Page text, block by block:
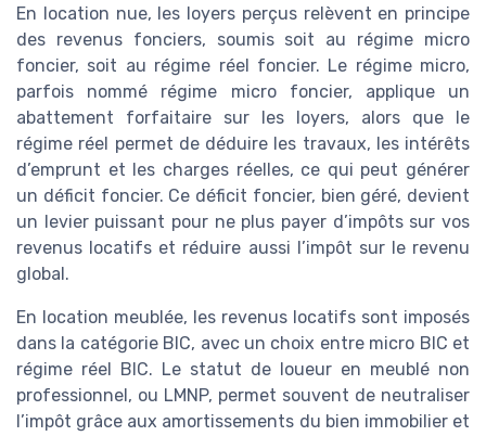
En location nue, les loyers perçus relèvent en principe
des revenus fonciers, soumis soit au régime micro
foncier, soit au régime réel foncier. Le régime micro,
parfois nommé régime micro foncier, applique un
abattement forfaitaire sur les loyers, alors que le
régime réel permet de déduire les travaux, les intérêts
d’emprunt et les charges réelles, ce qui peut générer
un déficit foncier. Ce déficit foncier, bien géré, devient
un levier puissant pour ne plus payer d’impôts sur vos
revenus locatifs et réduire aussi l’impôt sur le revenu
global.
En location meublée, les revenus locatifs sont imposés
dans la catégorie BIC, avec un choix entre micro BIC et
régime réel BIC. Le statut de loueur en meublé non
professionnel, ou LMNP, permet souvent de neutraliser
l’impôt grâce aux amortissements du bien immobilier et